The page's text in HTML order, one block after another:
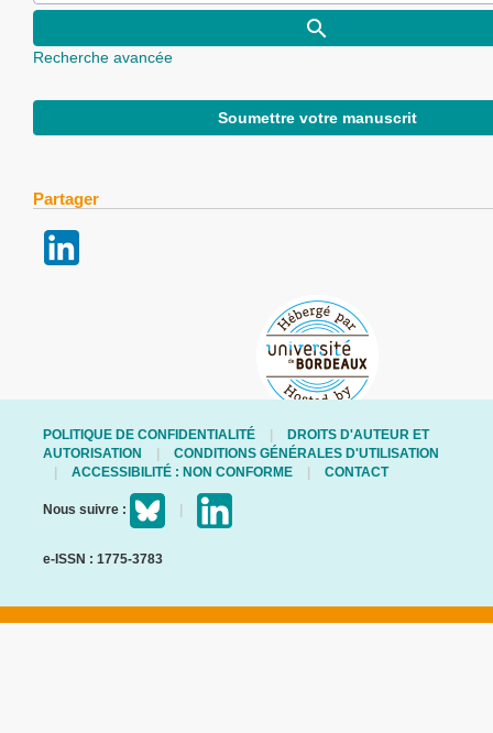
Recherche avancée
Soumettre votre manuscrit
Partager
POLITIQUE DE CONFIDENTIALITÉ
DROITS D'AUTEUR ET
AUTORISATION
CONDITIONS GÉNÉRALES D'UTILISATION
ACCESSIBILITÉ : NON CONFORME
CONTACT
Nous suivre :
e-ISSN : 1775-3783